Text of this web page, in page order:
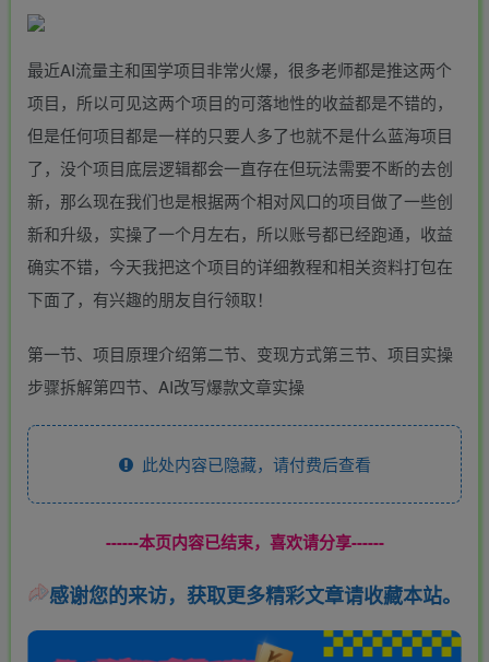
最近AI流量主和国学项目非常火爆，很多老师都是推这两个
项目，所以可见这两个项目的可落地性的收益都是不错的，
但是任何项目都是一样的只要人多了也就不是什么蓝海项目
了，没个项目底层逻辑都会一直存在但玩法需要不断的去创
新，那么现在我们也是根据两个相对风口的项目做了一些创
新和升级，实操了一个月左右，所以账号都已经跑通，收益
确实不错，今天我把这个项目的详细教程和相关资料打包在
下面了，有兴趣的朋友自行领取！
第一节、项目原理介绍第二节、变现方式第三节、项目实操
步骤拆解第四节、AI改写爆款文章实操
此处内容已隐藏，请付费后查看
------本页内容已结束，喜欢请分享------
感谢您的来访，获取更多精彩文章请收藏本站。